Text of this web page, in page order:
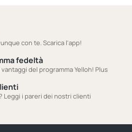
con te. Scarica l'app!
fedeltà
del programma Yelloh! Plus
Leggi i pareri dei nostri clienti